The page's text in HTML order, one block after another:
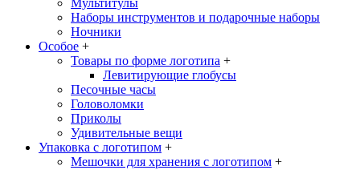
Мультитулы
Наборы инструментов и подарочные наборы
Ночники
Особое +
Товары по форме логотипа +
Левитирующие глобусы
Песочные часы
Головоломки
Приколы
Удивительные вещи
Упаковка с логотипом +
Мешочки для хранения с логотипом +